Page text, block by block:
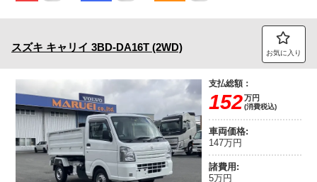
トラック市FC会員専用ページはこちら
スズキ キャリイ 3BD-DA16T (2WD) お気に入り
支払総額：
152万円
(消費税込)
車両価格:
147万円
諸費用:
5万円